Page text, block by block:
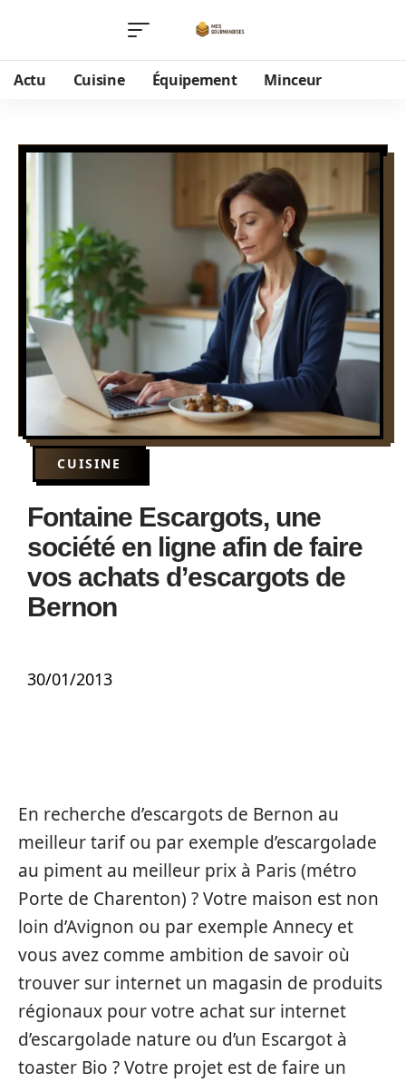
Actu Cuisine Équipement Minceur
CUISINE
Fontaine Escargots, une
société en ligne afin de faire
vos achats d’escargots de
Bernon
30/01/2013
En recherche d’escargots de Bernon au
meilleur tarif ou par exemple d’escargolade
au piment au meilleur prix à Paris (métro
Porte de Charenton) ? Votre maison est non
loin d’Avignon ou par exemple Annecy et
vous avez comme ambition de savoir où
trouver sur internet un magasin de produits
régionaux pour votre achat sur internet
d’escargolade nature ou d’un Escargot à
toaster Bio ? Votre projet est de faire un